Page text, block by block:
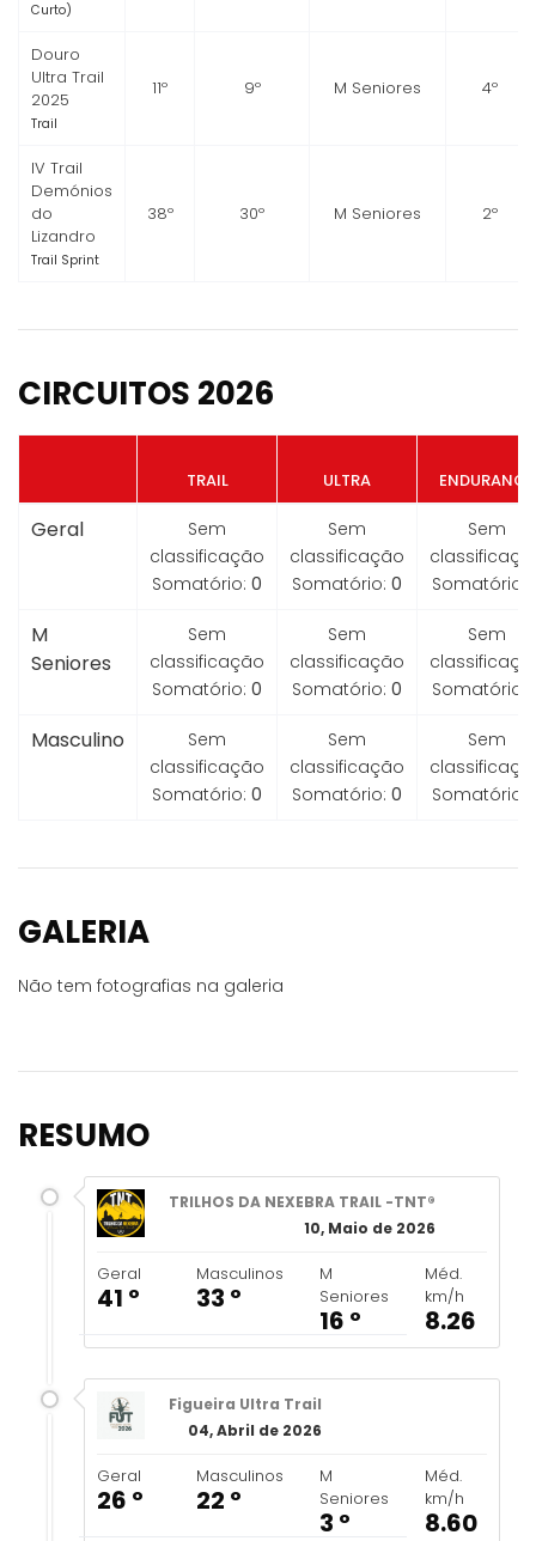
Curto)
Douro
Ultra Trail
2025
Trail
11º 9º M Seniores 4º
IV Trail
Demónios
do
Lizandro
Trail Sprint
38º 30º M Seniores 2º
CIRCUITOS 2026
TRAIL ULTRA ENDURANCE
Geral
Sem
classificação
Somatório: 0
Sem
classificação
Somatório: 0
Sem
Somatório:
M
Seniores
Sem
classificação
Somatório: 0
Sem
classificação
Somatório: 0
Sem
Somatório:
Masculino
Sem
classificação
Somatório: 0
Sem
classificação
Somatório: 0
Sem
Somatório:
GALERIA
Não tem fotografias na galeria
RESUMO
TRILHOS DA NEXEBRA TRAIL -TNT®
10, Maio de 2026
Geral
41 º
Masculinos
33 º
M
Seniores
16 º
Méd.
km/h
8.26
Figueira Ultra Trail
04, Abril de 2026
Geral
26 º
Masculinos
22 º
M
Seniores
3 º
Méd.
km/h
8.60